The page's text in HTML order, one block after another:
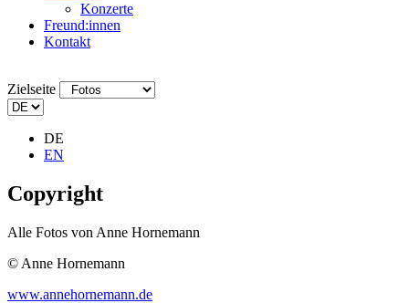
Konzerte
Freund:innen
Kontakt
Zielseite
DE
EN
Copyright
Alle Fotos von Anne Hornemann
© Anne Hornemann
www.annehornemann.de